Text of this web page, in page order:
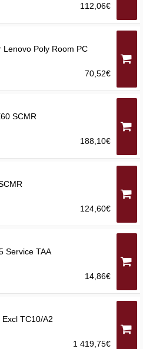
112,06€
Lenovo Poly Room PC
70,52€
SCMR
188,10€
124,60€
Service TAA
14,86€
TC10/A2
1 419,75€